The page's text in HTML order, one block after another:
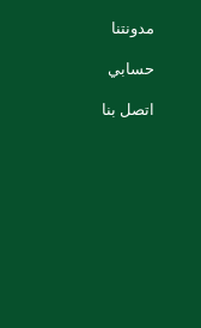
مدونتنا
حسابي
اتصل بنا